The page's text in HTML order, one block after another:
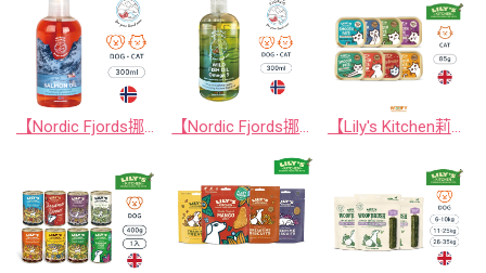
【Nordic Fjords挪威灣】 挪威原裝空運進口 100%鮭魚寵物魚油100ml / 300ml防UV噴頭裝 (挪威100%純鮭魚油) 【Nordic Fjords挪威灣】 挪威原裝空運進口 100%野生魚種寵物魚油 100ml / 300ml 防UV噴頭裝 (挪威100%純野生魚油) 【Lily's Kitchen莉莉廚房】英國原裝進口貓罐頭/貓餐盒 85g